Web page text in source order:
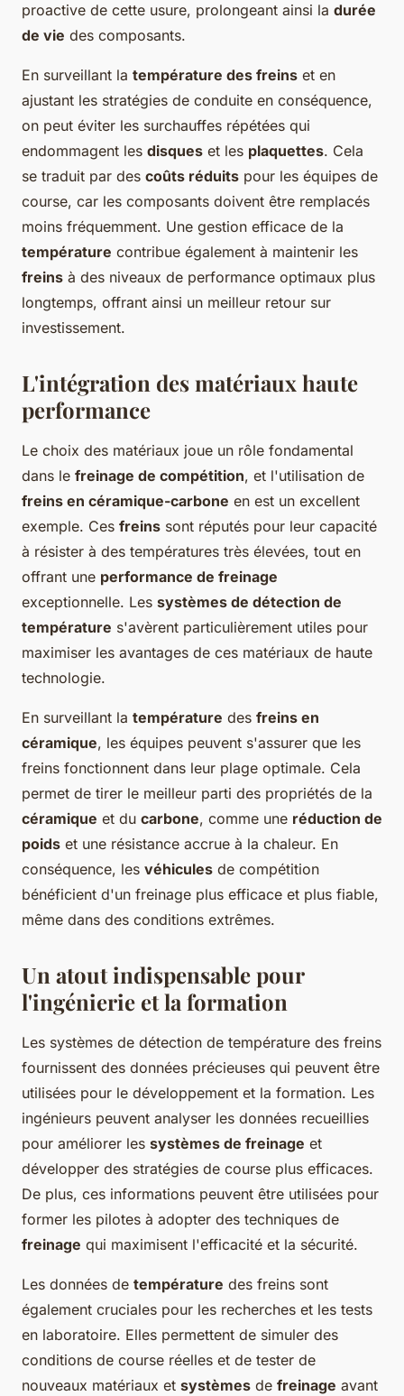
proactive de cette usure, prolongeant ainsi la durée
de vie des composants.
En surveillant la température des freins et en
ajustant les stratégies de conduite en conséquence,
on peut éviter les surchauffes répétées qui
endommagent les disques et les plaquettes. Cela
se traduit par des coûts réduits pour les équipes de
course, car les composants doivent être remplacés
moins fréquemment. Une gestion efficace de la
température contribue également à maintenir les
freins à des niveaux de performance optimaux plus
longtemps, offrant ainsi un meilleur retour sur
investissement.
L'intégration des matériaux haute
performance
Le choix des matériaux joue un rôle fondamental
dans le freinage de compétition, et l'utilisation de
freins en céramique-carbone en est un excellent
exemple. Ces freins sont réputés pour leur capacité
à résister à des températures très élevées, tout en
offrant une performance de freinage
exceptionnelle. Les systèmes de détection de
température s'avèrent particulièrement utiles pour
maximiser les avantages de ces matériaux de haute
technologie.
En surveillant la température des freins en
céramique, les équipes peuvent s'assurer que les
freins fonctionnent dans leur plage optimale. Cela
permet de tirer le meilleur parti des propriétés de la
céramique et du carbone, comme une réduction de
poids et une résistance accrue à la chaleur. En
conséquence, les véhicules de compétition
bénéficient d'un freinage plus efficace et plus fiable,
même dans des conditions extrêmes.
Un atout indispensable pour
l'ingénierie et la formation
Les systèmes de détection de température des freins
fournissent des données précieuses qui peuvent être
utilisées pour le développement et la formation. Les
ingénieurs peuvent analyser les données recueillies
pour améliorer les systèmes de freinage et
développer des stratégies de course plus efficaces.
De plus, ces informations peuvent être utilisées pour
former les pilotes à adopter des techniques de
freinage qui maximisent l'efficacité et la sécurité.
Les données de température des freins sont
également cruciales pour les recherches et les tests
en laboratoire. Elles permettent de simuler des
conditions de course réelles et de tester de
nouveaux matériaux et systèmes de freinage avant